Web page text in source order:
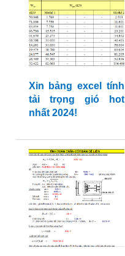
Xin bảng excel tính
tải trọng gió hot
nhất 2024!